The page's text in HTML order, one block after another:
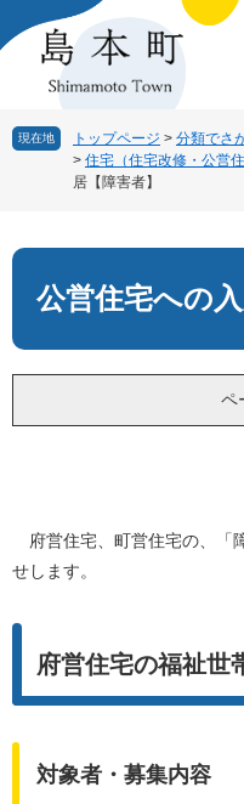
ー
ニ
現在地 トップページ > 分類でさ
> 住宅（住宅改修・公営
居【障害者】
文
公営住宅への入
ペ
府営住宅、町営住宅の、「
せします。
府営住宅の福祉世
対象者・募集内容